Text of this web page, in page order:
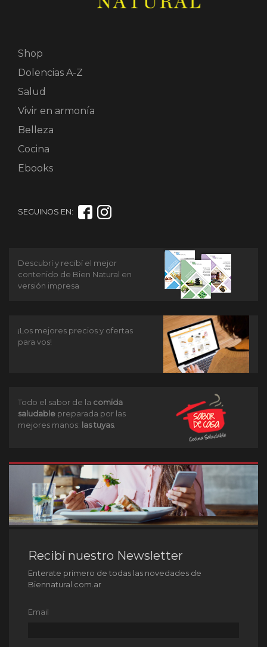
Shop
Dolencias A-Z
Salud
Vivir en armonía
Belleza
Cocina
Ebooks
SEGUINOS EN:
Descubrí y recibí el mejor
contenido de Bien Natural en
versión impresa
¡Los mejores precios y ofertas
para vos!
Todo el sabor de la comida
saludable preparada por las
mejores manos: las tuyas.
Recibí nuestro Newsletter
Enterate primero de todas las novedades de
Biennatural.com.ar
Email